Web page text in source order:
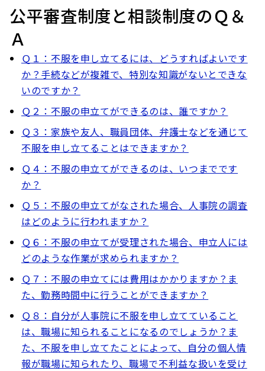
公平審査制度と相談制度のＱ＆
Ａ
Ｑ１：不服を申し立てるには、どうすればよいです
か？手続などが複雑で、特別な知識がないとできな
いのですか？
Ｑ２：不服の申立てができるのは、誰ですか？
Ｑ３：家族や友人、職員団体、弁護士などを通じて
不服を申し立てることはできますか？
Ｑ４：不服の申立てができるのは、いつまでです
か？
Ｑ５：不服の申立てがなされた場合、人事院の調査
はどのように行われますか？
Ｑ６：不服の申立てが受理された場合、申立人には
どのような作業が求められますか？
Ｑ７：不服の申立てには費用はかかりますか？ま
た、勤務時間中に行うことができますか？
Ｑ８：自分が人事院に不服を申し立てていること
は、職場に知られることになるのでしょうか？ま
た、不服を申し立てたことによって、自分の個人情
報が職場に知られたり、職場で不利益な扱いを受け